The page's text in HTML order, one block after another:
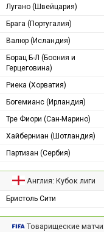
Лугано (Швейцария)
Брага (Португалия)
Валюр (Исландия)
Борац Б-Л (Босния и
Герцеговина)
Риека (Хорватия)
Богемианс (Ирландия)
Тре Фиори (Сан-Марино)
Хайберниан (Шотландия)
Партизан (Сербия)
Англия: Кубок лиги
Бристоль Сити
Товарищеские